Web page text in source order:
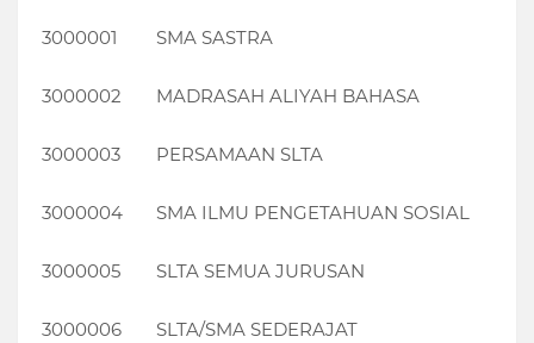
3000001 SMA SASTRA
3000002 MADRASAH ALIYAH BAHASA
3000003 PERSAMAAN SLTA
3000004 SMA ILMU PENGETAHUAN SOSIAL
3000005 SLTA SEMUA JURUSAN
3000006 SLTA/SMA SEDERAJAT